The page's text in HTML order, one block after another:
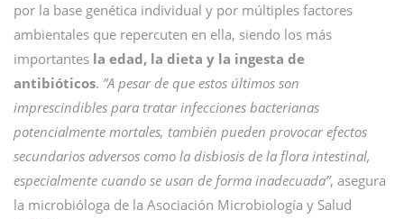
por la base genética individual y por múltiples factores
ambientales que repercuten en ella, siendo los más
importantes la edad, la dieta y la ingesta de
antibióticos. ”A pesar de que estos últimos son
imprescindibles para tratar infecciones bacterianas
potencialmente mortales, también pueden provocar efectos
secundarios adversos como la disbiosis de la flora intestinal,
especialmente cuando se usan de forma inadecuada”, asegura
la microbióloga de la Asociación Microbiología y Salud